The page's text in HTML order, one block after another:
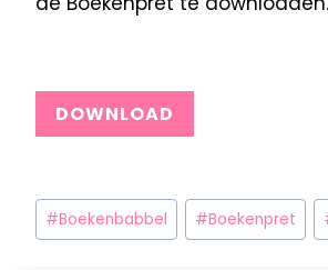
DOWNLOAD
#Boekenbabbel #Boekenpret